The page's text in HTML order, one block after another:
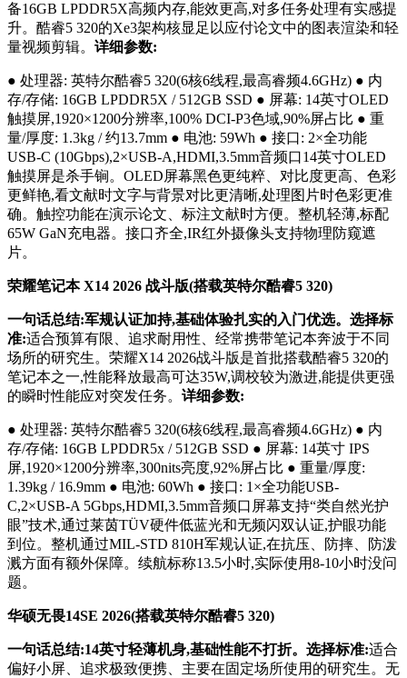
备16GB LPDDR5X高频内存,能效更高,对多任务处理有实感提
升。酷睿5 320的Xe3架构核显足以应付论文中的图表渲染和轻
量视频剪辑。 详细参数:
● 处理器: 英特尔酷睿5 320(6核6线程,最高睿频4.6GHz) ● 内
存/存储: 16GB LPDDR5X / 512GB SSD ● 屏幕: 14英寸OLED
触摸屏,1920×1200分辨率,100% DCI-P3色域,90%屏占比 ● 重
量/厚度: 1.3kg / 约13.7mm ● 电池: 59Wh ● 接口: 2×全功能
USB-C (10Gbps),2×USB-A,HDMI,3.5mm音频口14英寸OLED
触摸屏是杀手锏。OLED屏幕黑色更纯粹、对比度更高、色彩
更鲜艳,看文献时文字与背景对比更清晰,处理图片时色彩更准
确。触控功能在演示论文、标注文献时方便。整机轻薄,标配
65W GaN充电器。接口齐全,IR红外摄像头支持物理防窥遮
片。
荣耀笔记本 X14 2026 战斗版(搭载英特尔酷睿5 320)
一句话总结:军规认证加持,基础体验扎实的入门优选。选择标
准:适合预算有限、追求耐用性、经常携带笔记本奔波于不同
场所的研究生。荣耀X14 2026战斗版是首批搭载酷睿5 320的
笔记本之一,性能释放最高可达35W,调校较为激进,能提供更强
的瞬时性能应对突发任务。 详细参数:
● 处理器: 英特尔酷睿5 320(6核6线程,最高睿频4.6GHz) ● 内
存/存储: 16GB LPDDR5x / 512GB SSD ● 屏幕: 14英寸 IPS
屏,1920×1200分辨率,300nits亮度,92%屏占比 ● 重量/厚度:
1.39kg / 16.9mm ● 电池: 60Wh ● 接口: 1×全功能USB-
C,2×USB-A 5Gbps,HDMI,3.5mm音频口屏幕支持“类自然光护
眼”技术,通过莱茵TÜV硬件低蓝光和无频闪双认证,护眼功能
到位。整机通过MIL-STD 810H军规认证,在抗压、防摔、防泼
溅方面有额外保障。续航标称13.5小时,实际使用8-10小时没问
题。
华硕无畏14SE 2026(搭载英特尔酷睿5 320)
一句话总结:14英寸轻薄机身,基础性能不打折。选择标准:适合
偏好小屏、追求极致便携、主要在固定场所使用的研究生。无